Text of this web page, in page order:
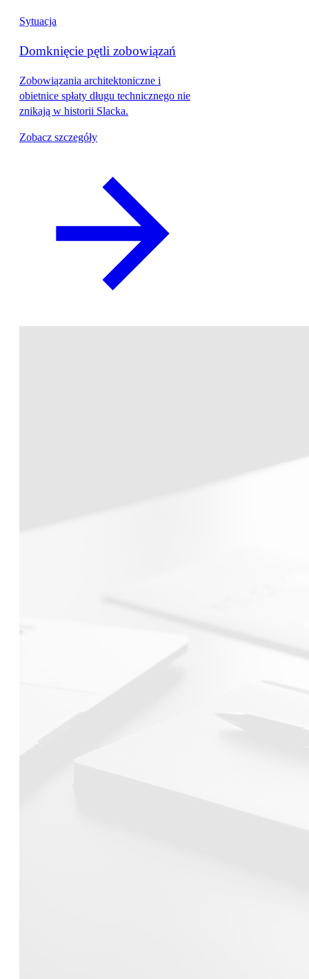
Sytuacja
Domknięcie pętli zobowiązań
Zobowiązania architektoniczne i
obietnice spłaty długu technicznego nie
znikają w historii Slacka.
Zobacz szczegóły